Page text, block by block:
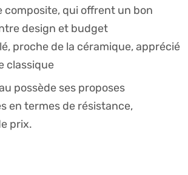
composite, qui offrent un bon
design et budget
proche de la céramique, apprécié
classique
possède ses proposes
en termes de résistance,
prix.